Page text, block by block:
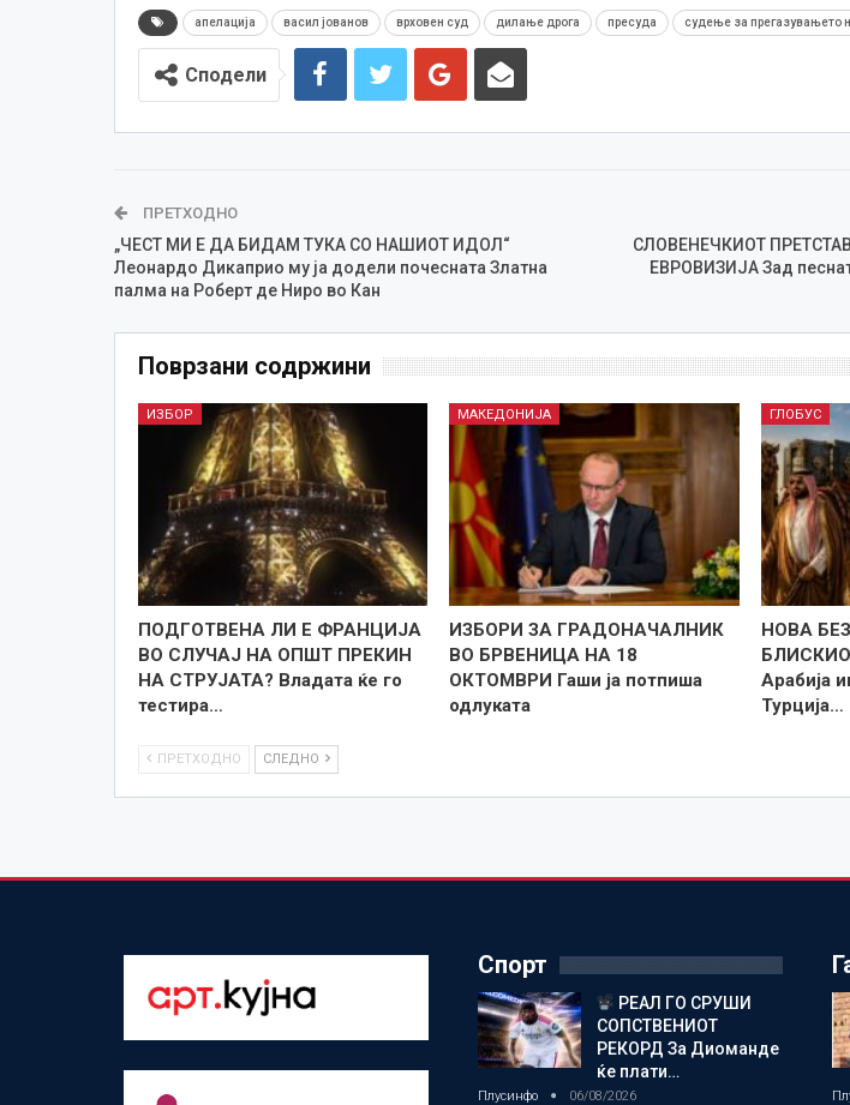
апелација васил јованов врховен суд дилање дрога пресуда судење за прегазувањето
Сподели
ПРЕТХОДНО
„ЧЕСТ МИ Е ДА БИДАМ ТУКА СО НАШИОТ ИДОЛ“
Леонардо Дикаприо му ја додели почесната Златна
палма на Роберт де Ниро во Кан
СЛОВЕНЕЧКИОТ
ЕВРОВИЗИЈА Зад
Поврзани содржини
ИЗБОР
ПОДГОТВЕНА ЛИ Е ФРАНЦИЈА
ВО СЛУЧАЈ НА ОПШТ ПРЕКИН
НА СТРУЈАТА? Владата ќе го
тестира…
МАКЕДОНИЈА
ИЗБОРИ ЗА ГРАДОНАЧАЛНИК
ВО БРВЕНИЦА НА 18
ОКТОМВРИ Гаши ја потпиша
одлуката
ГЛОБУС
НОВА
Арабија
Турција…
ПРЕТХОДНО СЛЕДНО
Спорт
РЕАЛ ГО СРУШИ
СОПСТВЕНИОТ
РЕКОРД За Диоманде
ќе плати…
Плусинфо 06/08/2026